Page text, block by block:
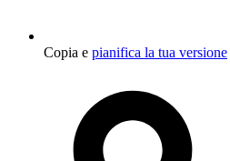
Copia e pianifica la tua versione